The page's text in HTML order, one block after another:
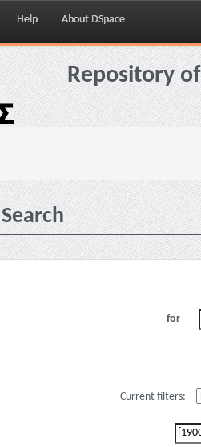
Help About DSpace
Repository
Search
for
Current filters: